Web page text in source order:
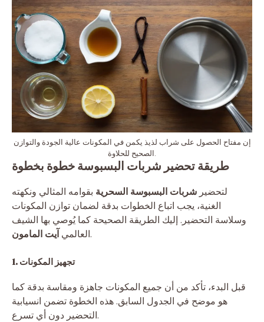
إن مفتاح الحصول على شراب لذيذ يكمن في المكونات عالية الجودة والتوازن
الصحيح للحلاوة.
طريقة تحضير شربات البسبوسة خطوة بخطوة
لتحضير شربات البسبوسة السحرية بقوامه المثالي ونكهته
الغنية، يجب اتباع الخطوات بدقة لضمان توازن المكونات
وسلاسة التحضير. إليك الطريقة الصحيحة كما يُوصي بها الشيف
العالمي آيت المامون .
1. تجهيز المكونات
قبل البدء، تأكد من أن جميع المكونات جاهزة ومقاسة بدقة كما
هو موضح في الجدول السابق. هذه الخطوة تضمن انسيابية
التحضير دون أي تسرع.